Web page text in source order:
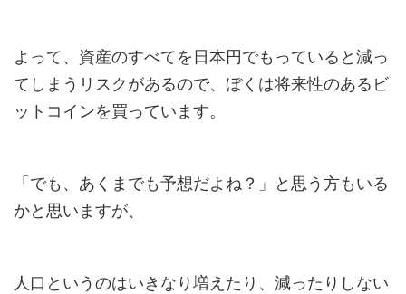
よって、資産のすべてを日本円でもっていると減っ
てしまうリスクがあるので、ぼくは将来性のあるビ
ットコインを買っています。
「でも、あくまでも予想だよね？」と思う方もいる
かと思いますが、
人口というのはいきなり増えたり、減ったりしない